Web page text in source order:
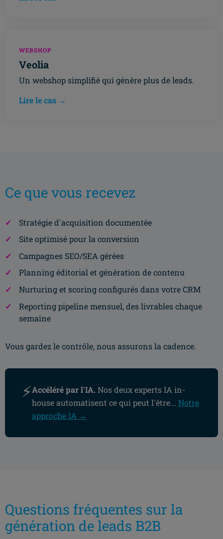
WEBSHOP
Veolia
Un webshop simplifié qui génère plus de leads.
Lire le cas →
Ce que vous recevez
Stratégie d'acquisition documentée
Site optimisé pour la conversion
Campagnes SEO/SEA gérées
Planning éditorial et génération de contenu
Nurturing et scoring configurés dans votre CRM
Reporting pipeline mensuel, des livrables chaque
semaine
Vous gardez le contrôle, nous assurons la cadence.
⚡Accéléré par l'IA.Nos deux experts IA in-
house automatisent ce qui peut l'être... Notre
approche IA →
Questions fréquentes sur la
génération de leads B2B